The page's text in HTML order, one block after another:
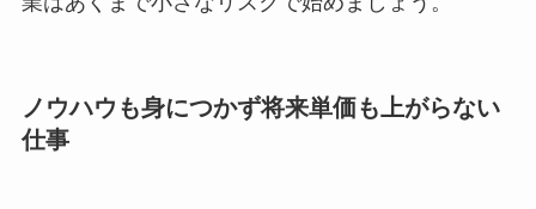
ノウハウも身につかず将来単価も上がらない
仕事